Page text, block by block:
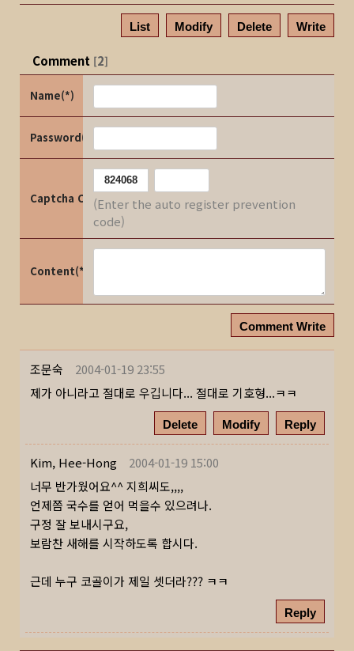
List Modify Delete Write
Comment [2]
Name(*)
Password(*)
Captcha Code(Enter the auto register prevention
code)
Content(*)
Comment Write
조문숙
2004-01-19 23:55
제가 아니라고 절대로 우깁니다... 절대로 기호형...ㅋㅋ
Delete Modify Reply
Kim, Hee-Hong
2004-01-19 15:00
너무 반가웠어요^^ 지희씨도,,,,
언제쯤 국수를 얻어 먹을수 있으려나.
구정 잘 보내시구요,
보람찬 새해를 시작하도록 합시다.
근데 누구 코골이가 제일 셋더라??? ㅋㅋ
Reply